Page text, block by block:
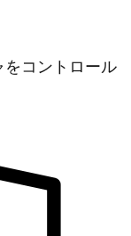
をコントロール